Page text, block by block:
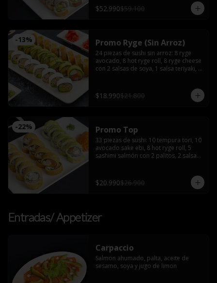
de soya, 3 salsas teriyaki 5 palitos, 2
wasabi y 2 jengibre
$52.990$59.100
-13% Promo Ryge (Sin Arroz)
24 piezas de sushi sin arroz: 8 ryge
avocado, 8 hot ryge roll, 8 ryge cheese
con 2 salsas de soya, 1 salsa teriyaki, 2
$18.990$21.800
-22% Promo Top
33 piezas de sushi: 10 tempura tori, 10
avocado sake ebi, 8 hot ryge roll, 5
sashimi salmón con 2 palitos, 2 salsas
$20.990$26.900
Entradas/ Appetizer
Carpaccio
Salmon ahumado, palta, aceite de
sesamo, soya y jugo de limon